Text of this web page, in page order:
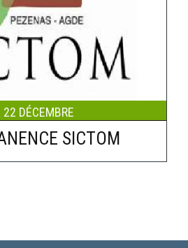
22 Décembre
SICTOM